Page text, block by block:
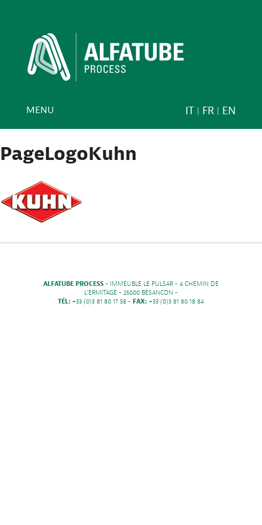
IT FR EN
MENU
PageLogoKuhn
ALFATUBE PROCESS - IMMEUBLE LE PULSAR - 4 CHEMIN DE
L'ERMITAGE - 25000 BESANCON -
TÉL: +33 (0)3 81 80 17 58 - FAX: +33 (0)3 81 80 18 84